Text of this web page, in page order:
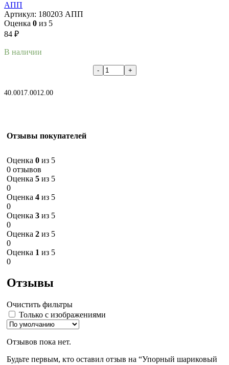
АПП
Артикул: 180203 АПП
Оценка 0 из 5
84 ₽
В наличии
40.0017.0012.00
Отзывы покупателей
Оценка 0 из 5
0 отзывов
Оценка 5 из 5
0
Оценка 4 из 5
0
Оценка 3 из 5
0
Оценка 2 из 5
0
Оценка 1 из 5
0
Отзывы
Очистить фильтры
Только с изображениями
Отзывов пока нет.
Будьте первым, кто оставил отзыв на “Упорный шариковый